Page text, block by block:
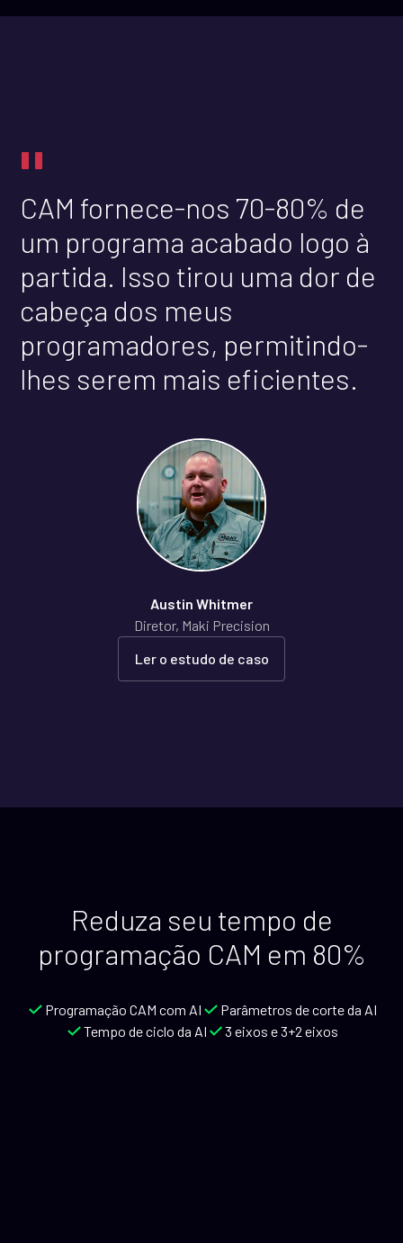
"
CAM fornece-nos 70-80% de
um programa acabado logo à
partida. Isso tirou uma dor de
cabeça dos meus
programadores, permitindo-
lhes serem mais eficientes.
Austin Whitmer
Diretor, Maki Precision
Ler o estudo de caso
Reduza seu tempo de
programação CAM em 80%
Programação CAM com AI
Parâmetros de corte da AI
Tempo de ciclo da AI
3 eixos e 3+2 eixos